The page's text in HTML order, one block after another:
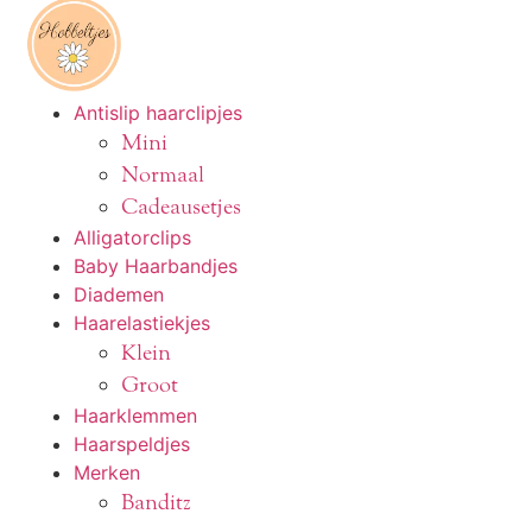
Antislip haarclipjes
Mini
Normaal
Cadeausetjes
Alligatorclips
Baby Haarbandjes
Diademen
Haarelastiekjes
Klein
Groot
Haarklemmen
Haarspeldjes
Merken
Banditz